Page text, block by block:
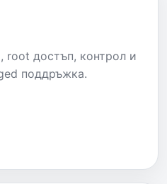
root достъп, контрол и
поддръжка.